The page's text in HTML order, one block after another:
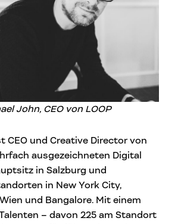
John, CEO von LOOP
CEO und Creative Director von
ausgezeichneten Digital
in Salzburg und
in New York City,
und Bangalore. Mit einem
– davon 225 am Standort